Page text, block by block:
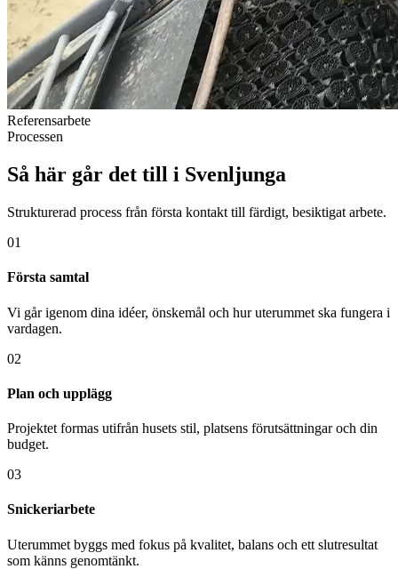
Referensarbete
Processen
Så här går det till i Svenljunga
Strukturerad process från första kontakt till färdigt, besiktigat arbete.
01
Första samtal
Vi går igenom dina idéer, önskemål och hur uterummet ska fungera i
vardagen.
02
Plan och upplägg
Projektet formas utifrån husets stil, platsens förutsättningar och din
budget.
03
Snickeriarbete
Uterummet byggs med fokus på kvalitet, balans och ett slutresultat
som känns genomtänkt.